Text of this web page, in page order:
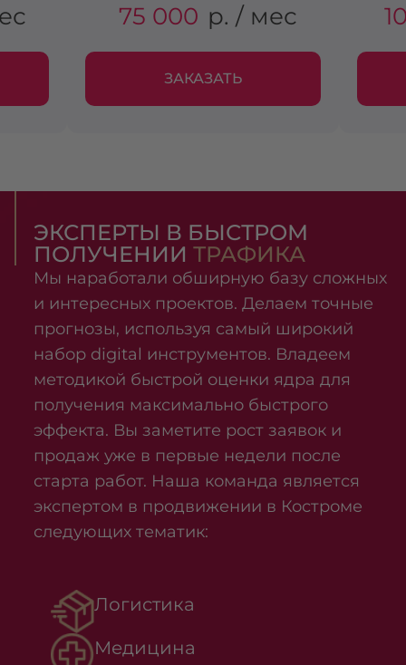
75 000 р. / мес
ЗАКАЗАТЬ
ЭКСПЕРТЫ В БЫСТРОМ
ПОЛУЧЕНИИ ТРАФИКА
Мы наработали обширную базу сложных
и интересных проектов. Делаем точные
прогнозы, используя самый широкий
набор digital инструментов. Владеем
методикой быстрой оценки ядра для
получения максимально быстрого
эффекта. Вы заметите рост заявок и
продаж уже в первые недели после
старта работ. Наша команда является
экспертом в продвижении в Костроме
следующих тематик:
Логистика
Медицина